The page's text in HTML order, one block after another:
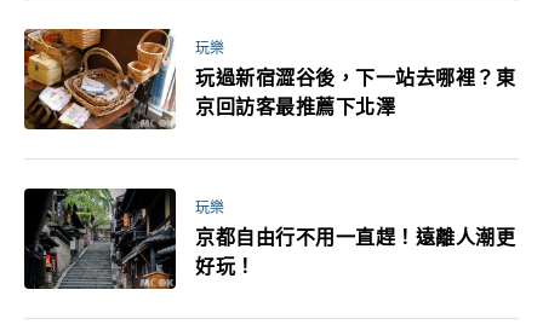
玩樂
玩過新宿澀谷後，下一站去哪裡？東
京回訪客最推薦下北澤
玩樂
京都自由行不用一直趕！遠離人潮更
好玩！